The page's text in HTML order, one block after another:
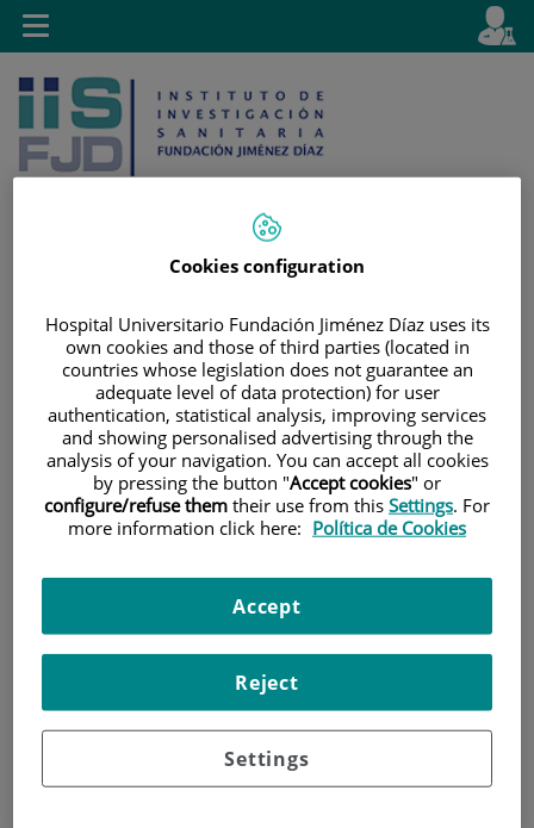
Saltar al contenido
contenido
activo
es
Toggle
navigation
ENSAYO CLINICO ALEATORIZADO, CONTROLADO,
ABIERTO, PARA EVALUAR LA EFICACIA Y SEGURIDAD DEL
TRATAMIENTO CON CICLOSPORINA A (CSA) ASOCIADA AL
TRATAMIENTO ESTÁNDAR VS TRATAMIENTO ESTÁNDAR
CONFIRMADA POR COVID-19
Cookies configuration
Hospital Universitario Fundación Jiménez Díaz uses its
own cookies and those of third parties (located in
countries whose legislation does not guarantee an
adequate level of data protection) for user
authentication, statistical analysis, improving services
and showing personalised advertising through the
analysis of your navigation. You can accept all cookies
by pressing the button "Accept cookies" or
configure/refuse them their use from this Settings. For
more information click here: Política de Cookies
Settings
Reject
Accept